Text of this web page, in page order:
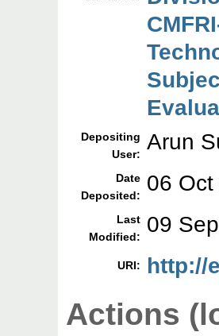
Depositing
User: Arun
Date
Deposited:
06
Last
Modified:
09
URI: http://
Actions